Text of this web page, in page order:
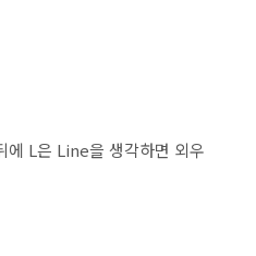
에 L은 Line을 생각하면 외우